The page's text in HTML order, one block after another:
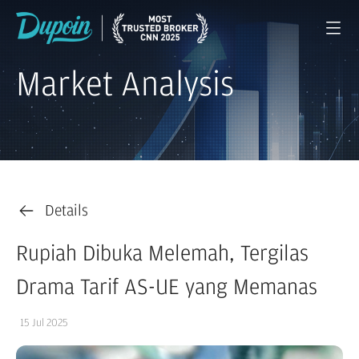
Market Analysis
Details
Rupiah Dibuka Melemah, Tergilas
Drama Tarif AS-UE yang Memanas
15 Jul 2025